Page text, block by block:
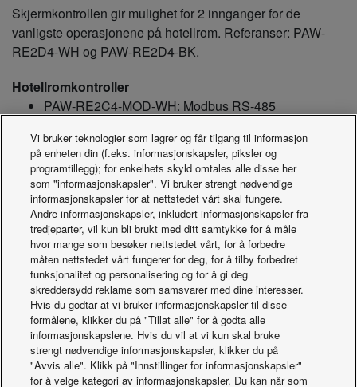
Skjermkontrollen gir mulighet for 2 innganger for de
vanligste operasjonene på hotellrom. Referanser: PAW-
RE2D4-WH og PAW-RE2D4-BK.
Hotellromkontroller
PAW-RE2C4-MOD-WH: Modbus RS-485
PAW-RE2C4-MOD-BK: Modbus RS-485
Romkontroller med berøringsfunksjon og I/U, svart
PAW-RE2D4-WH: Berøringsskjermkontroll med 2
innganger, hvit
PAW-RE2D4-BK: Berøringsskjermkontroll med 2
innganger, svart
Sensorer (tilleggsutstyr)
PAW-WMS-DC: Stille veggsensor 24 V
PAW-WMS-AC: Stille veggsensor AC
PAW-CMS-DC: Stille taksensor 24 V
PAW-CMS-AC: Stille taksensor AC
Vi bruker teknologier som lagrer og får tilgang til informasjon
på enheten din (f.eks. informasjonskapsler, piksler og
programtillegg); for enkelhets skyld omtales alle disse her
som "informasjonskapsler". Vi bruker strengt nødvendige
informasjonskapsler for at nettstedet vårt skal fungere.
Andre informasjonskapsler, inkludert informasjonskapsler fra
tredjeparter, vil kun bli brukt med ditt samtykke for å måle
hvor mange som besøker nettstedet vårt, for å forbedre
måten nettstedet vårt fungerer for deg, for å tilby forbedret
funksjonalitet og personalisering og for å gi deg
skreddersydd reklame som samsvarer med dine interesser.
Hvis du godtar at vi bruker informasjonskapsler til disse
formålene, klikker du på "Tillat alle" for å godta alle
informasjonskapslene. Hvis du vil at vi kun skal bruke
strengt nødvendige informasjonskapsler, klikker du på
"Avvis alle". Klikk på "Innstillinger for informasjonskapsler"
for å velge kategori av informasjonskapsler. Du kan når som